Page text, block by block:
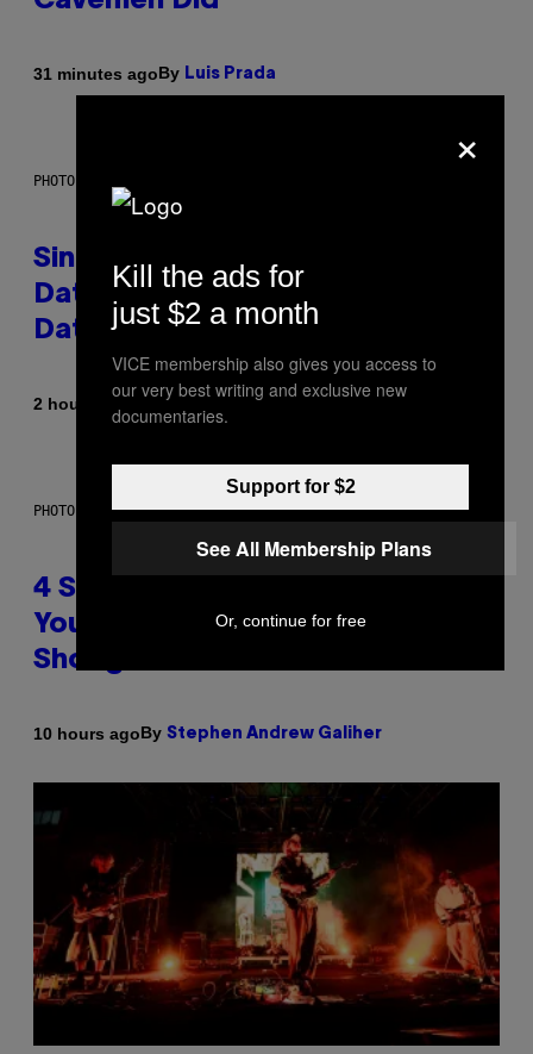
31 minutes agoBy Luis Prada
PHOTO: PIXELSEFFECT / GETTY IMAGES
Singles Are Ditching Expensive
Dates for ‘Infladating,’ and a
Dating Expert Has Thoughts
2 hours ago By Sammi Caramela
PHOTO BY SCOTT LEGATO/GETTY IMAGES
4 Shoegaze Songs to Listen to if
You Don’t Know if You Like
Shoegaze
10 hours agoBy Stephen Andrew Galiher
×
Kill the ads for
just $2 a month
VICE membership also gives you access to
our very best writing and exclusive new
documentaries.
Support for $2
See All Membership Plans
Or, continue for free